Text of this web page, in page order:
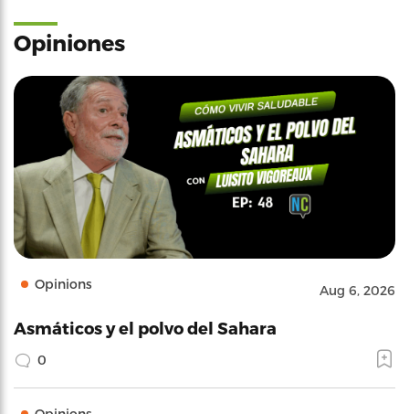
Opiniones
Opinions Aug 6, 2026
Asmáticos y el polvo del Sahara
0